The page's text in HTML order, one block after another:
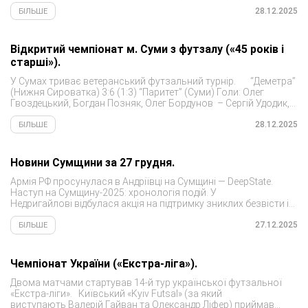
БІЛЬШЕ 28.12.2025
Відкритий чемпіонат м. Суми з футзалу («45 років і
старші»).
У Сумах триває ветеранський футзальний турнір. “Деметра”
(Нижня Сироватка) 3:6 (1:3) “Паритет” (Суми) Голи: Олег
Гвоздецький, Богдан Позняк, Олег Бордунов – Сергій Удодик,
Олег Петрунин (3), Денис Мурашкін...
БІЛЬШЕ 28.12.2025
Новини Сумщини за 27 грудня.
Армія РФ просунулася в Андріївці на Сумщині — DeepState.
Наступ на Сумщину-2025: хронологія подій. У
Недригайлові відбулася акція на підтримку зниклих безвісти і
полонених. Як живе Кролевецька громада на Сумщині в
умовах повномасштабної війни. Після атаки російського...
БІЛЬШЕ 27.12.2025
Чемпіонат України («Екстра-ліга»).
Двома матчами стартував 14-й тур української футзальної
«Екстра-ліги». Київський «Kyiv Futsal» (за який
виступають Валерій Гайван та Олександр Ліфер) приймав